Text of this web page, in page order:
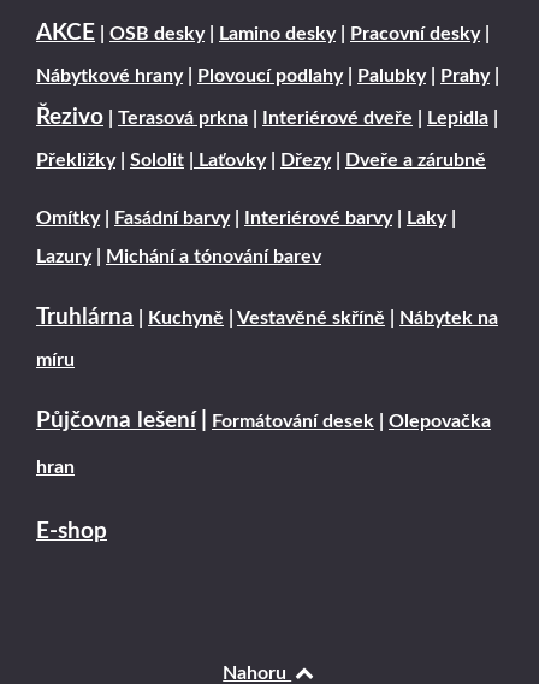
AKCE OSB desky| Lamino desky| Pracovní desky|
Nábytkové hrany| Plovoucí podlahy| Palubky| Prahy|
Řezivo Terasová prkna Interiérové dveře Lepidla
Překližky| Sololit Laťovky| Dřezy| Dveře a zárubně
Omítky| Fasádní barvy| Interiérové barvy| Laky|
Lazury| Michání a tónování barev
Truhlárna Kuchyně Vestavěné skříně Nábytek na
míru
Půjčovna lešení Formátování desek Olepovačka
hran
E-shop
Nahoru